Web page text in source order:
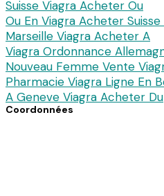
Suisse Viagra Acheter Ou
Ou En Viagra Acheter Suisse
Marseille Viagra Acheter A
Viagra Ordonnance
Nouveau Femme Vente
Pharmacie Viagra Ligne En
A Geneve Viagra Acheter Du
Coordonnées